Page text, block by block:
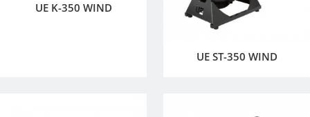
UE K-350 WIND
UE ST-350 WIND